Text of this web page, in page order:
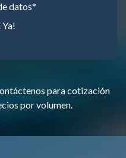
datos*
para cotización
por volumen.